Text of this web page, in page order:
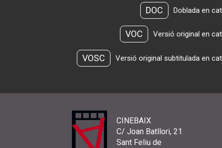
DOC Doblada en
VOC Versió original en
VOSC Versió original subtitulada en
CINEBAIX
C/ Joan Batllori, 21
Sant Feliu de